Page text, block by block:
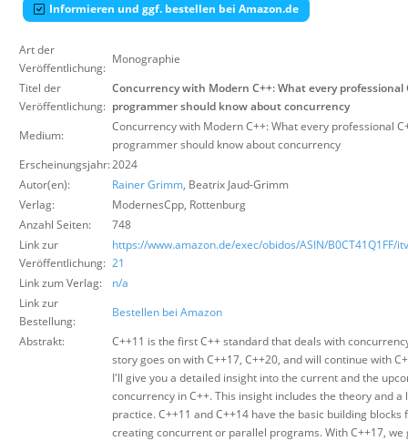
Informieren und ggf. bestellen bei Amazon.de
Art der
Veröffentlichung:
Monographie
Titel der
Veröffentlichung:
Concurrency with Modern C++: What every professional
programmer should know about concurrency
Medium:
Concurrency with Modern C++: What every professional
programmer should know about concurrency
Erscheinungsjahr:2024
Autor(en):
Rainer Grimm, Beatrix Jaud-Grimm
Verlag:
ModernesCpp, Rottenburg
Anzahl Seiten:
748
Link zur
Veröffentlichung:
https://www.amazon.de/exec/obidos/ASIN/B0CT41Q1FF/
21
Link zum Verlag:
n/a
Link zur
Bestellung:
Bestellen bei Amazon
Abstrakt:
C++11 is the first C++ standard that deals with
story goes on with C++17, C++20, and will continue with
I'll give you a detailed insight into the current and the
concurrency in C++. This insight includes the theory and a
practice. C++11 and C++14 have the basic building blocks
creating concurrent or parallel programs. With C++17, we